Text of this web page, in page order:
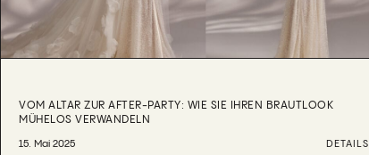
VOM ALTAR ZUR AFTER-PARTY: WIE SIE IHREN BRAUTLOOK
MÜHELOS VERWANDELN
15. Mai 2025 DETAILS